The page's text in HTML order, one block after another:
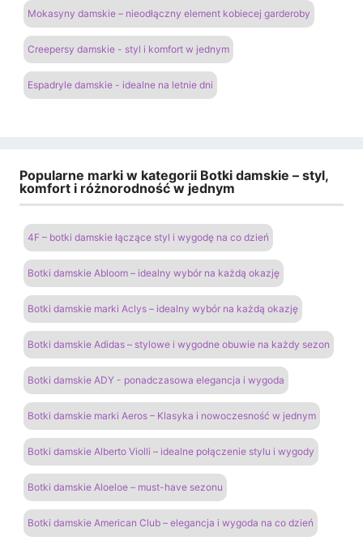
Mokasyny damskie – nieodłączny element kobiecej garderoby
Creepersy damskie - styl i komfort w jednym
Espadryle damskie - idealne na letnie dni
Popularne marki w kategorii Botki damskie – styl,
komfort i różnorodność w jednym
4F – botki damskie łączące styl i wygodę na co dzień
Botki damskie Abloom – idealny wybór na każdą okazję
Botki damskie marki Aclys – idealny wybór na każdą okazję
Botki damskie Adidas – stylowe i wygodne obuwie na każdy sezon
Botki damskie ADY - ponadczasowa elegancja i wygoda
Botki damskie marki Aeros – Klasyka i nowoczesność w jednym
Botki damskie Alberto Violli – idealne połączenie stylu i wygody
Botki damskie Aloeloe – must-have sezonu
Botki damskie American Club – elegancja i wygoda na co dzień